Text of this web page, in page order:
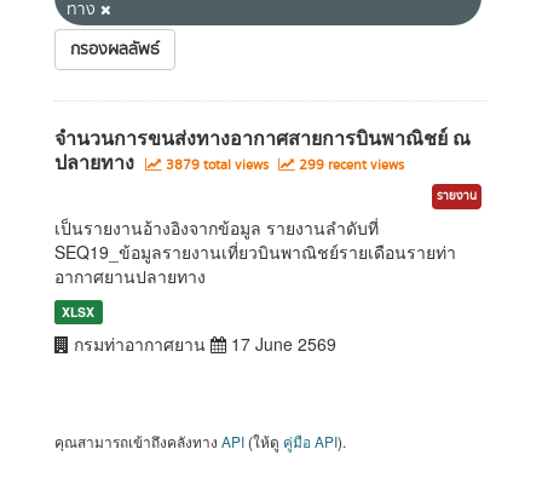
ทาง
กรองผลลัพธ์
จำนวนการขนส่งทางอากาศสายการบินพาณิชย์ ณ
ปลายทาง
3879 total views 299 recent views
รายงาน
เป็นรายงานอ้างอิงจากข้อมูล รายงานลำดับที่
SEQ19_ข้อมูลรายงานเที่ยวบินพาณิชย์รายเดือนรายท่า
อากาศยานปลายทาง
XLSX
กรมท่าอากาศยาน 17 June 2569
คุณสามารถเข้าถึงคลังทาง API (ให้ดู คู่มือ API).